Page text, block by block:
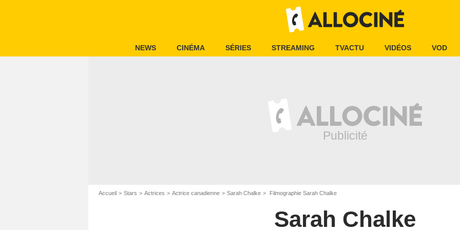
NEWS CINÉMA SÉRIES STREAMING TVACTU VIDÉOS VOD
Accueil Stars Actrices Actrice canadienne Sarah Chalke Filmographie Sarah Chalke
Sarah Chalke